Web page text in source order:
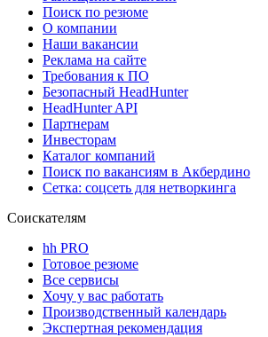
Поиск по резюме
О компании
Наши вакансии
Реклама на сайте
Требования к ПО
Безопасный HeadHunter
HeadHunter API
Партнерам
Инвесторам
Каталог компаний
Поиск по вакансиям в Акбердино
Сетка: соцсеть для нетворкинга
Соискателям
hh PRO
Готовое резюме
Все сервисы
Хочу у вас работать
Производственный календарь
Экспертная рекомендация